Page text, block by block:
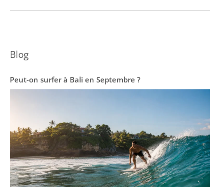
Blog
Peut-on surfer à Bali en Septembre ?